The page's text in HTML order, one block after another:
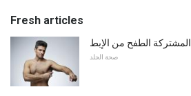
Fresh articles
المشتركة الطفح من الإبط
صحة الجلد